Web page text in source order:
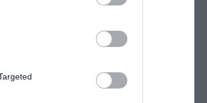
dans